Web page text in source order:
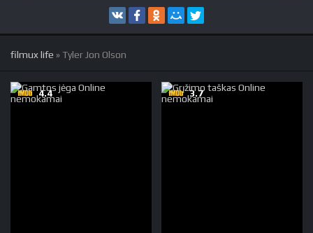
filmux life » Tyler Jon Olson
4.4 3.7